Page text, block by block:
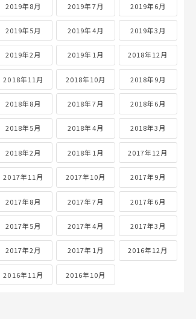
2019年8月 2019年7月 2019年6月
2019年5月 2019年4月 2019年3月
2019年2月 2019年1月 2018年12月
2018年11月 2018年10月 2018年9月
2018年8月 2018年7月 2018年6月
2018年5月 2018年4月 2018年3月
2018年2月 2018年1月 2017年12月
2017年11月 2017年10月 2017年9月
2017年8月 2017年7月 2017年6月
2017年5月 2017年4月 2017年3月
2017年2月 2017年1月 2016年12月
2016年11月 2016年10月